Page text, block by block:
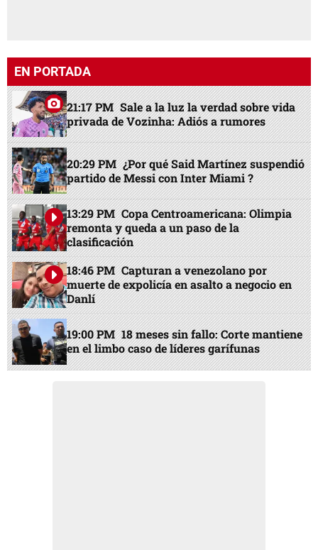
EN PORTADA
21:17 PM Sale a la luz la verdad sobre vida
privada de Vozinha: Adiós a rumores
20:29 PM ¿Por qué Said Martínez suspendió
partido de Messi con Inter Miami ?
13:29 PM Copa Centroamericana: Olimpia
remonta y queda a un paso de la
clasificación
18:46 PM Capturan a venezolano por
muerte de expolicía en asalto a negocio en
Danlí
19:00 PM 18 meses sin fallo: Corte mantiene
en el limbo caso de líderes garífunas